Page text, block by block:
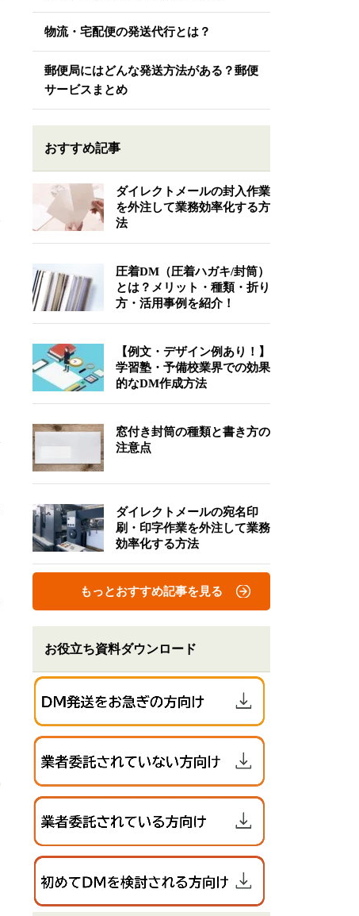
物流・宅配便の発送代行とは？
郵便局にはどんな発送方法がある？郵便
サービスまとめ
おすすめ記事
ダイレクトメールの封入作業
を外注して業務効率化する方
法
圧着DM（圧着ハガキ/封筒）
とは？メリット・種類・折り
方・活用事例を紹介！
【例文・デザイン例あり！】
学習塾・予備校業界での効果
的なDM作成方法
窓付き封筒の種類と書き方の
注意点
ダイレクトメールの宛名印
刷・印字作業を外注して業務
効率化する方法
もっとおすすめ記事を見る
お役立ち資料ダウンロード